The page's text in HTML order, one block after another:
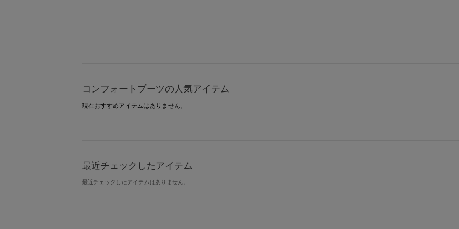
コンフォートブーツの人気アイテム
現在おすすめアイテムはありません。
最近チェックしたアイテム
最近チェックしたアイテムはありません。